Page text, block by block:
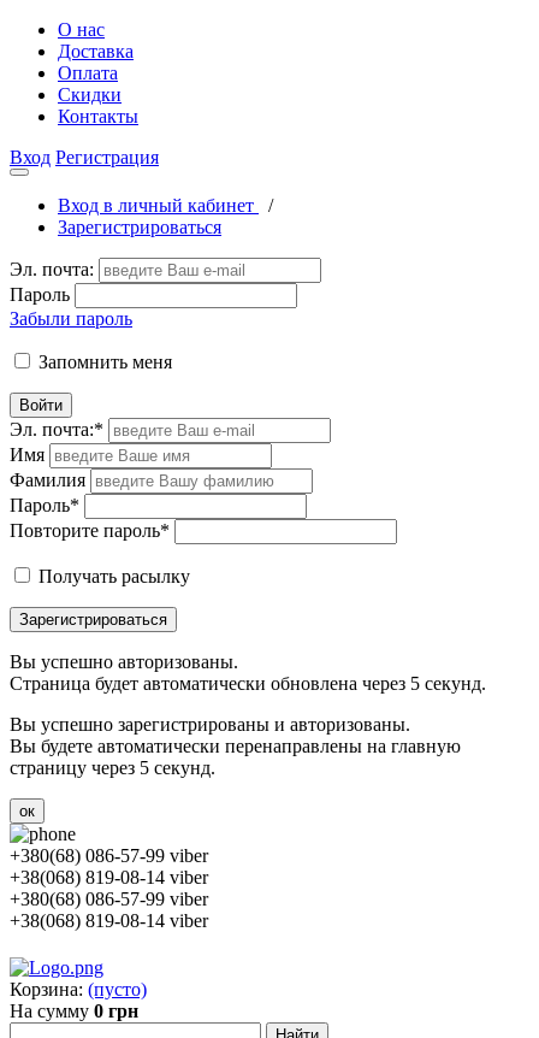
О нас
Доставка
Оплата
Скидки
Контакты
Вход Регистрация
Вход в личный кабинет
/
Зарегистрироваться
Эл. почта:
Пароль
Забыли пароль
Запомнить меня
Войти
Эл. почта:*
Имя
Фамилия
Пароль*
Повторите пароль*
Получать расылку
Зарегистрироваться
Вы успешно авторизованы.
Страница будет автоматически обновлена через 5 секунд.
Вы успешно зарегистрированы и авторизованы.
Вы будете автоматически перенаправлены на главную
страницу через 5 секунд.
ок
+380(68) 086-57-99 viber
+38(068) 819-08-14 viber
+380(68) 086-57-99 viber
+38(068) 819-08-14 viber
Корзина: (пусто)
На сумму 0 грн